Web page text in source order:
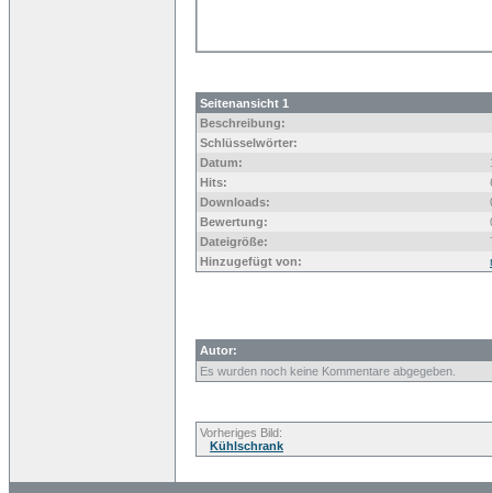
Seitenansicht 1
Beschreibung:
Schlüsselwörter:
Datum:
Hits:
Downloads:
Bewertung:
Dateigröße:
Hinzugefügt von:
Autor:
Es wurden noch keine Kommentare abgegeben.
Vorheriges Bild:
Kühlschrank